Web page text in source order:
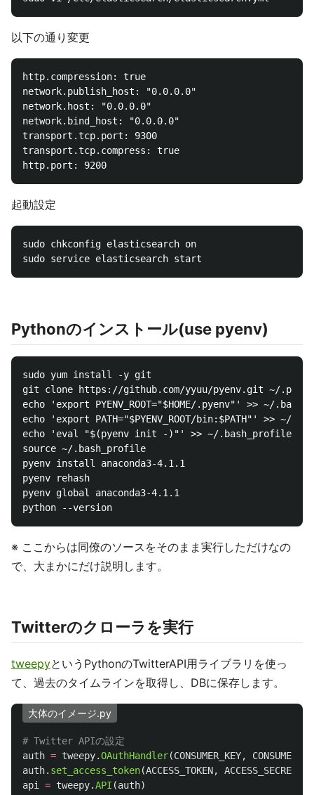
以下の通り変更
http.compression: true
network.publish_host: "0.0.0.0"
network.host: "0.0.0.0"
network.bind_host: "0.0.0.0"
transport.tcp.port: 9300
transport.tcp.compress: true
起動設定
sudo chkconfig elasticsearch on
Pythonのインストール(use pyenv)
sudo yum install -y git
git clone https://github.com/yyuu/pyenv.git ~/.pyenv
echo 'export PYENV_ROOT="$HOME/.pyenv"' >> ~/
echo 'export PATH="$PYENV_ROOT/bin:$PATH"' >> ~/
echo 'eval "$(pyenv init -)"' >> ~/.bash_profile
source ~/.bash_profile
pyenv install anaconda3-4.1.1
pyenv rehash
pyenv global anaconda3-4.1.1
※ ここからは同僚のソースをそのまま実行しただけなの
で、大まかにだけ説明します。
Twitterのクローラを実行
tweepyというPythonのTwitterAPI用ライブラリを使っ
て、過去のタイムラインを取得し、DBに保存します。
大体のイメージ.py
auth = tweepy.OAuthHandler(CONSUMER_KEY,
auth. set_access_token(ACCESS_TOKEN, ACCESS_SECRET
api = tweepy.API (auth)